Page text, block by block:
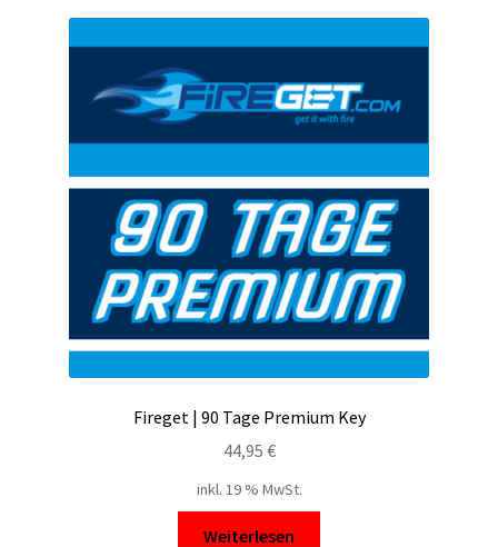
FileFox.cc
Filesmonster
VipFile.cc
Ex-Load
Fireget | 90 Tage Premium Key
44,95 €
inkl. 19 % MwSt.
Weiterlesen